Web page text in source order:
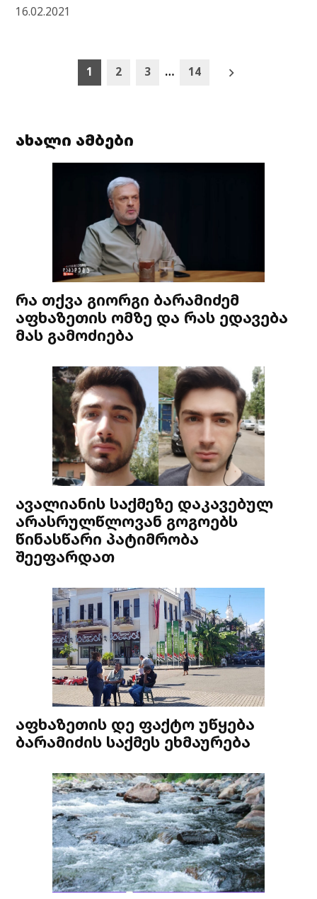
16.02.2021
pagination
1 2 3 … 14
ახალი ამბები
რა თქვა გიორგი ბარამიძემ
აფხაზეთის ომზე და რას ედავება
მას გამოძიება
ავალიანის საქმეზე დაკავებულ
არასრულწლოვან გოგოებს
წინასწარი პატიმრობა
შეეფარდათ
აფხაზეთის დე ფაქტო უწყება
ბარამიძის საქმეს ეხმაურება